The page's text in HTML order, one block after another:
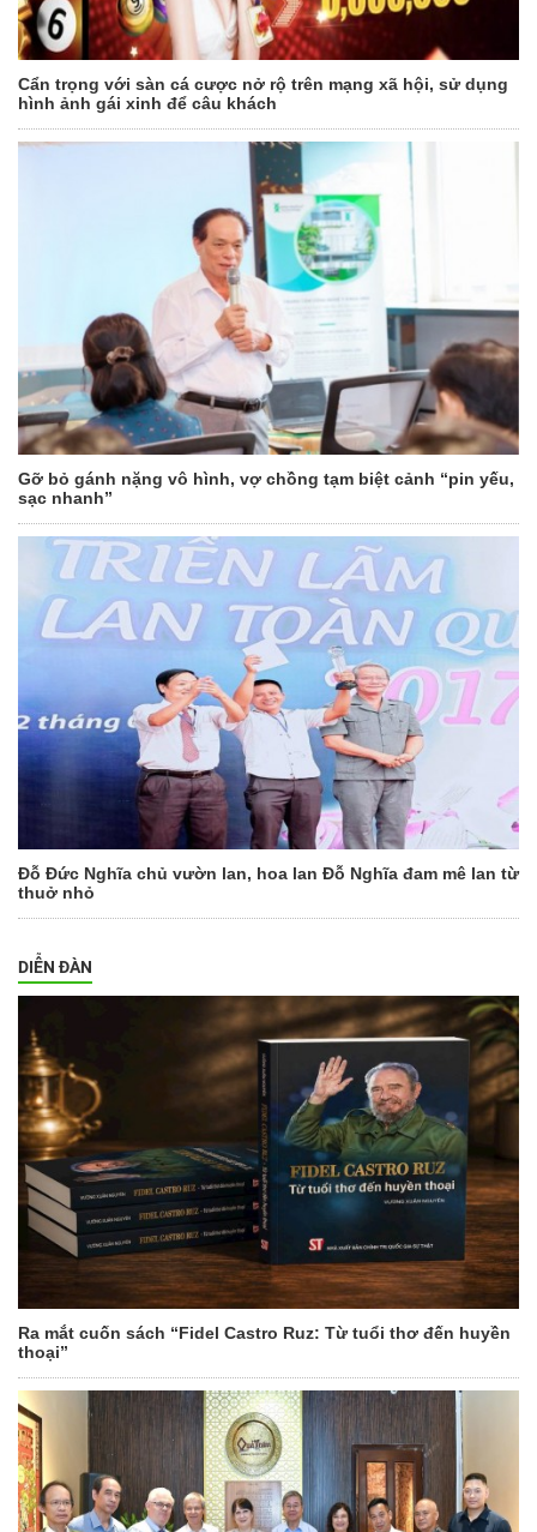
Cẩn trọng với sàn cá cược nở rộ trên mạng xã hội, sử dụng
hình ảnh gái xinh để câu khách
Gỡ bỏ gánh nặng vô hình, vợ chồng tạm biệt cảnh “pin yếu,
sạc nhanh”
Đỗ Đức Nghĩa chủ vườn lan, hoa lan Đỗ Nghĩa đam mê lan từ
thuở nhỏ
DIỄN ĐÀN
Ra mắt cuốn sách “Fidel Castro Ruz: Từ tuổi thơ đến huyền
thoại”